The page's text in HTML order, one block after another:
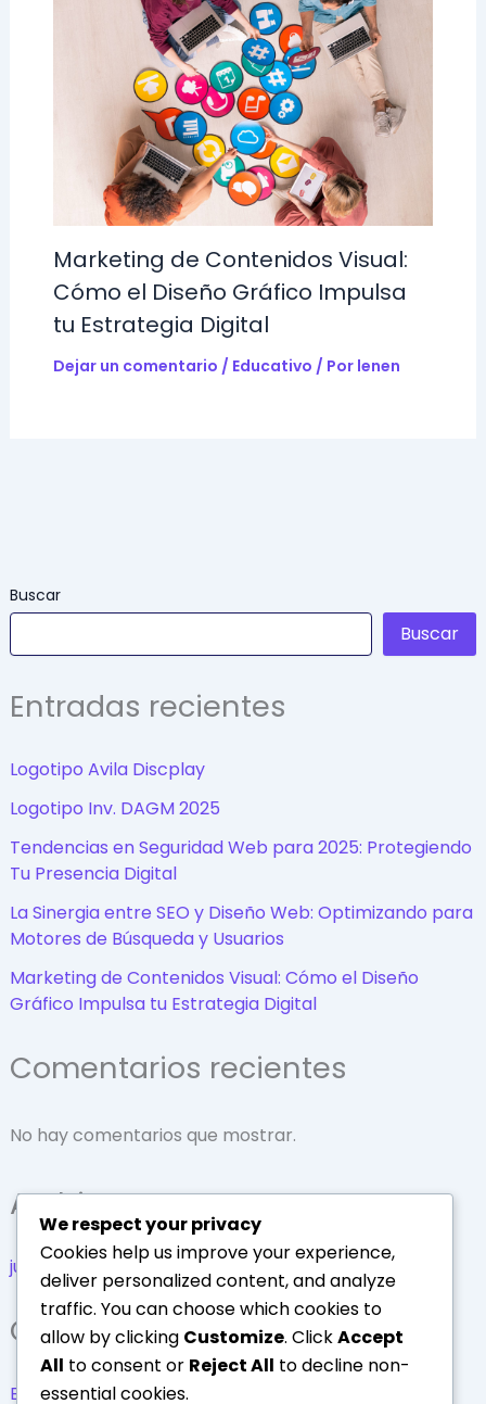
Buscar
Buscar
Entradas recientes
Logotipo Avila Discplay
Logotipo Inv. DAGM 2025
Tendencias en Seguridad Web para 2025: Protegiendo
Tu Presencia Digital
La Sinergia entre SEO y Diseño Web: Optimizando para
Motores de Búsqueda y Usuarios
Marketing de Contenidos Visual: Cómo el Diseño
Gráfico Impulsa tu Estrategia Digital
Comentarios recientes
No hay comentarios que mostrar.
Archivos
julio 2025
Categorías
Educativo
Marketing de Contenidos Visual:
Cómo el Diseño Gráfico Impulsa
tu Estrategia Digital
Dejar un comentario / Educativo / Por lenen
We respect your privacy
Cookies help us improve your experience,
deliver personalized content, and analyze
traffic. You can choose which cookies to
allow by clicking Customize. ClickAccept
All to consent or Reject All to decline non-
essential cookies.